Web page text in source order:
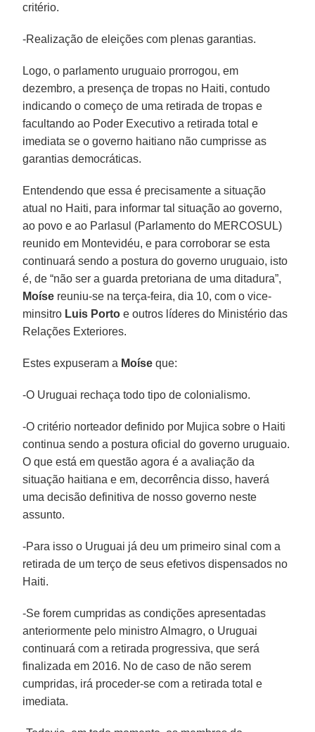
critério.
-Realização de eleições com plenas garantias.
Logo, o parlamento uruguaio prorrogou, em
dezembro, a presença de tropas no Haiti, contudo
indicando o começo de uma retirada de tropas e
facultando ao Poder Executivo a retirada total e
imediata se o governo haitiano não cumprisse as
garantias democráticas.
Entendendo que essa é precisamente a situação
atual no Haiti, para informar tal situação ao governo,
ao povo e ao Parlasul (Parlamento do MERCOSUL)
reunido em Montevidéu, e para corroborar se esta
continuará sendo a postura do governo uruguaio, isto
é, de “não ser a guarda pretoriana de uma ditadura”,
Moíse reuniu-se na terça-feira, dia 10, com o vice-
minsitro Luis Porto e outros líderes do Ministério das
Relações Exteriores.
Estes expuseram a Moíse que:
-O Uruguai rechaça todo tipo de colonialismo.
-O critério norteador definido por Mujica sobre o Haiti
continua sendo a postura oficial do governo uruguaio.
O que está em questão agora é a avaliação da
situação haitiana e em, decorrência disso, haverá
uma decisão definitiva de nosso governo neste
assunto.
-Para isso o Uruguai já deu um primeiro sinal com a
retirada de um terço de seus efetivos dispensados no
Haiti.
-Se forem cumpridas as condições apresentadas
anteriormente pelo ministro Almagro, o Uruguai
continuará com a retirada progressiva, que será
finalizada em 2016. No de caso de não serem
cumpridas, irá proceder-se com a retirada total e
imediata.